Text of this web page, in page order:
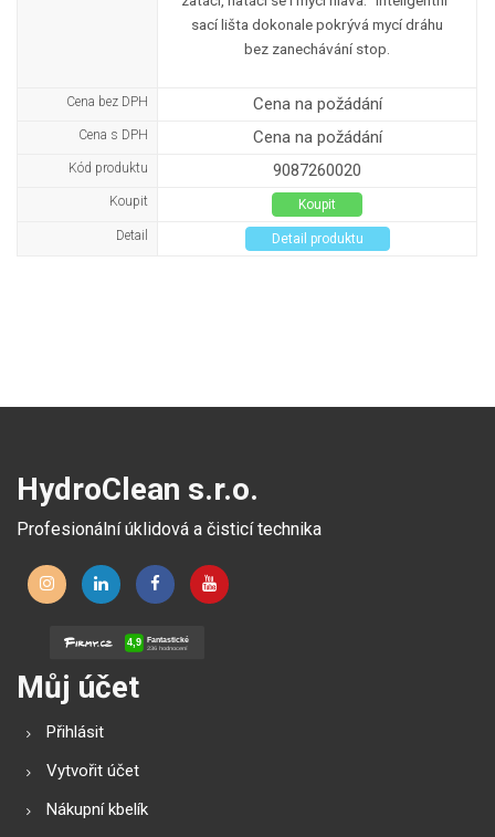
sací lišta dokonale pokrývá mycí dráhu
bez zanechávání stop.
Cena bez DPH Cena na požádání
Cena s DPH Cena na požádání
Kód produktu 9087260020
Koupit
Koupit
Detail
Detail produktu
HydroClean s.r.o.
Profesionální úklidová a čisticí technika
Můj účet
Přihlásit
Vytvořit účet
Nákupní kbelík